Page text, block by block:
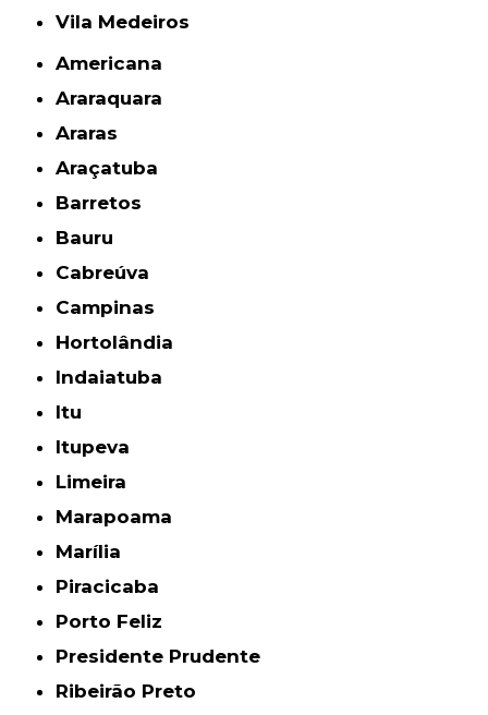
Vila Medeiros
Americana
Araraquara
Araras
Araçatuba
Barretos
Bauru
Cabreúva
Campinas
Hortolândia
Indaiatuba
Itu
Itupeva
Limeira
Marapoama
Marília
Piracicaba
Porto Feliz
Presidente Prudente
Ribeirão Preto